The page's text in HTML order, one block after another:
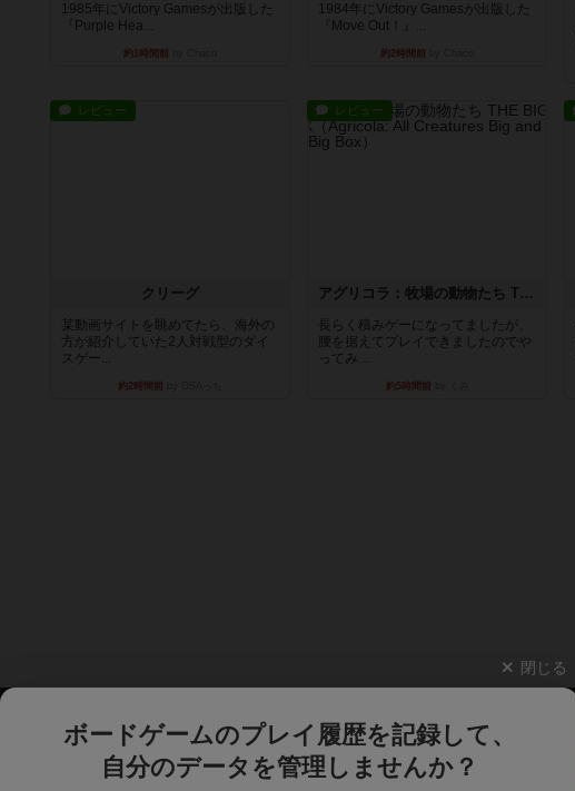
1985年にVictory Gamesが出版した
『Purple Hea...
約1時間前
1984年にVictory Gamesが出版した
『Move Out！』...
約2時間前
レビュー
クリーグ
某動画サイトを眺めてたら、海外の
方が紹介していた2人対戦型のダイ
スゲー...
約2時間前
レビュー
アグリコラ：牧場の動物たち THE BIG BOX
長らく積みゲーになってましたが、
腰を据えてプレイできましたのでや
ってみ...
約5時間前
閉じる
ボードゲームのプレイ履歴を記録して、
自分のデータを管理しませんか？